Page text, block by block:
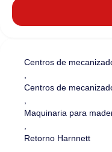
Centros de
Centros de
Maquinaria para
Retorno Harnnett